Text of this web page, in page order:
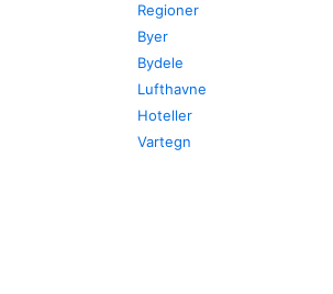
Regioner
Byer
Bydele
Lufthavne
Hoteller
Vartegn